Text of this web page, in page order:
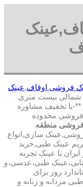
فروشی اوقاف,عینک
شاهین شمالی بیست متری
تلفن **-با تخفیف مشاوره
فروشی محدوده
منطقه
سازی,انواع
عینک طبی,خرید
با عینک تجربه
طبی،عدسی،و
روز برای
مردانه و زنانه و